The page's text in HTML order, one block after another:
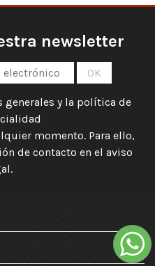
newsletter
generales y la política de
momento. Para ello,
de contacto en el aviso